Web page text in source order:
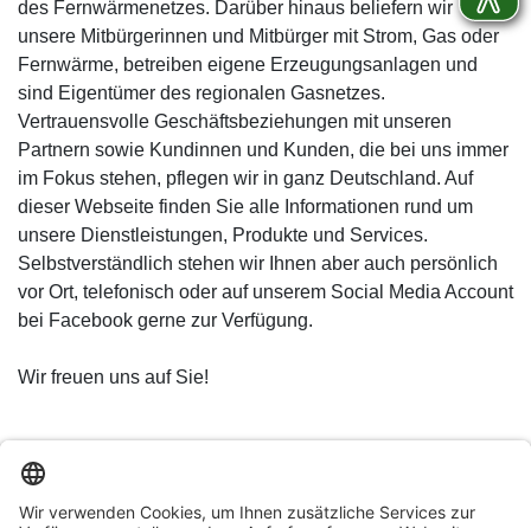
des Fernwärmenetzes. Darüber hinaus beliefern wir
unsere Mitbürgerinnen und Mitbürger mit Strom, Gas oder
Fernwärme, betreiben eigene Erzeugungsanlagen und
sind Eigentümer des regionalen Gasnetzes.
Vertrauensvolle Geschäftsbeziehungen mit unseren
Partnern sowie Kundinnen und Kunden, die bei uns immer
im Fokus stehen, pflegen wir in ganz Deutschland. Auf
dieser Webseite finden Sie alle Informationen rund um
unsere Dienstleistungen, Produkte und Services.
Selbstverständlich stehen wir Ihnen aber auch persönlich
vor Ort, telefonisch oder auf unserem Social Media Account
bei Facebook gerne zur Verfügung.
Wir freuen uns auf Sie!
© Ahrtal-Werke GmbH